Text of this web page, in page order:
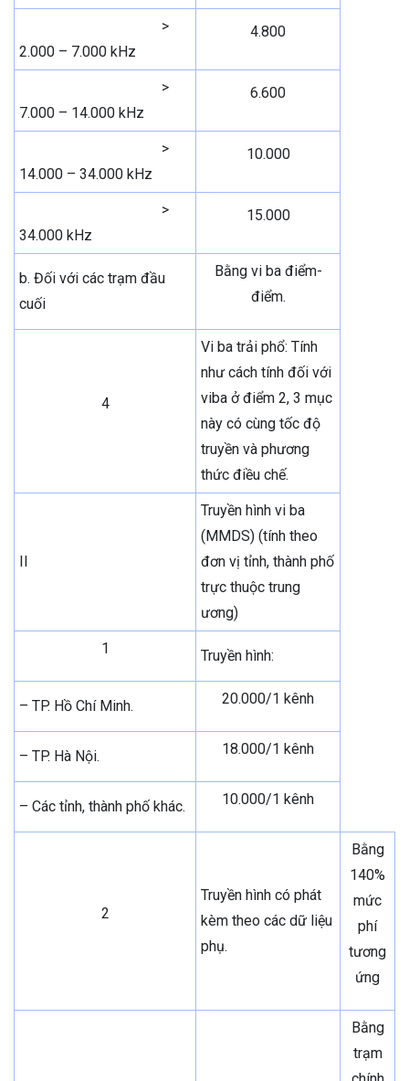
>
2.000 – 7.000 kHz
4.800
>
7.000 – 14.000 kHz
6.600
>
14.000 – 34.000 kHz
10.000
>
34.000 kHz
15.000
b. Đối với các trạm đầu
cuối
Bằng vi ba điểm-
điểm.
4
Vi ba trải phổ: Tính
như cách tính đối với
viba ở điểm 2, 3 mục
này có cùng tốc độ
truyền và phương
thức điều chế.
II
Truyền hình vi ba
(MMDS) (tính theo
đơn vị tỉnh, thành phố
trực thuộc trung
ương)
1 Truyền hình:
– TP. Hồ Chí Minh. 20.000/1 kênh
– TP. Hà Nội. 18.000/1 kênh
– Các tỉnh, thành phố khác. 10.000/1 kênh
2
Truyền hình có phát
kèm theo các dữ liệu
phụ.
Bằng
140%
mức
phí
tương
ứng
Bằng
trạm